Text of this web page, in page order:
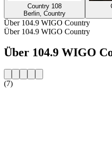
Country 108
Berlin, Country
Über 104.9 WIGO Country
Über 104.9 WIGO Country
Über 104.9 WIGO
(7)